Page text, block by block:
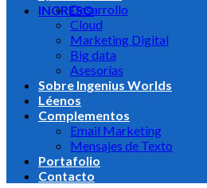
INGRESODesarrollo
Cloud
Marketing Digital
Big data
Asesorías
Sobre Ingenius Worlds
Léenos
Complementos
Email Marketing
Mensajes de Texto
Portafolio
Contacto